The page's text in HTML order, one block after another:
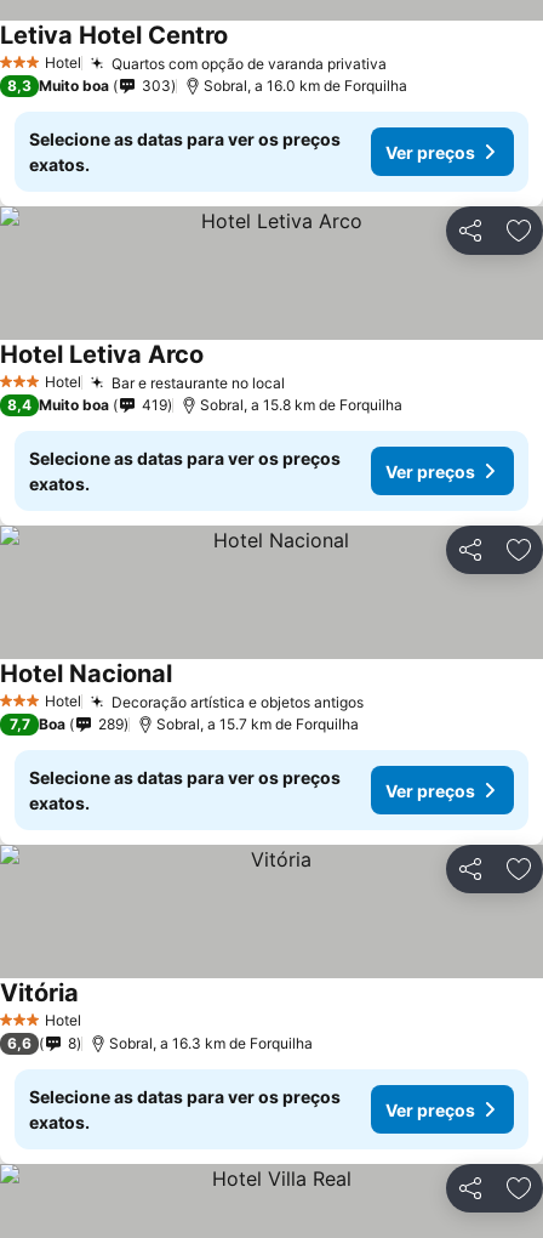
3 EstrelasHotel Quartos com opção de varanda privativa
Letiva Hotel Centro
8,3 Muito boa 303 Sobral, a 16.0 km de Forquilha
Selecione as datas para ver os preços
exatos.
Ver preços
Partilhar
3 EstrelasHotel Bar e restaurante no local
Hotel Letiva Arco
8,4 Muito boa 419 Sobral, a 15.8 km de Forquilha
Selecione as datas para ver os preços
exatos.
Ver preços
Partilhar
3 EstrelasHotel Decoração artística e objetos antigosVer preços
Hotel NacionalVer preços
7,7 Boa 289 Sobral, a 15.7 km de Forquilha
Selecione as datas para ver os preços
exatos.
Ver preços
Partilhar
3 EstrelasHotel
Vitória
6,6 8 Sobral, a 16.3 km de Forquilha
Selecione as datas para ver os preços
exatos.
Ver preços
Partilhar